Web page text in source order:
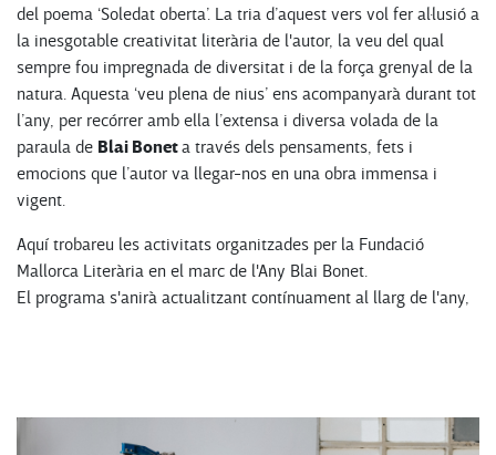
del poema ‘Soledat oberta’. La tria d’aquest vers vol fer al·lusió a
la inesgotable creativitat literària de l'autor, la veu del qual
sempre fou impregnada de diversitat i de la força grenyal de la
natura. Aquesta ‘veu plena de nius’ ens acompanyarà durant tot
l’any, per recórrer amb ella l’extensa i diversa volada de la
paraula de Blai Boneta través dels pensaments, fets i
emocions que l’autor va llegar-nos en una obra immensa i
vigent.
Aquí trobareu les activitats organitzades per la Fundació
Mallorca Literària en el marc de l'Any Blai Bonet.
El programa s'anirà actualitzant contínuament al llarg de l'any,